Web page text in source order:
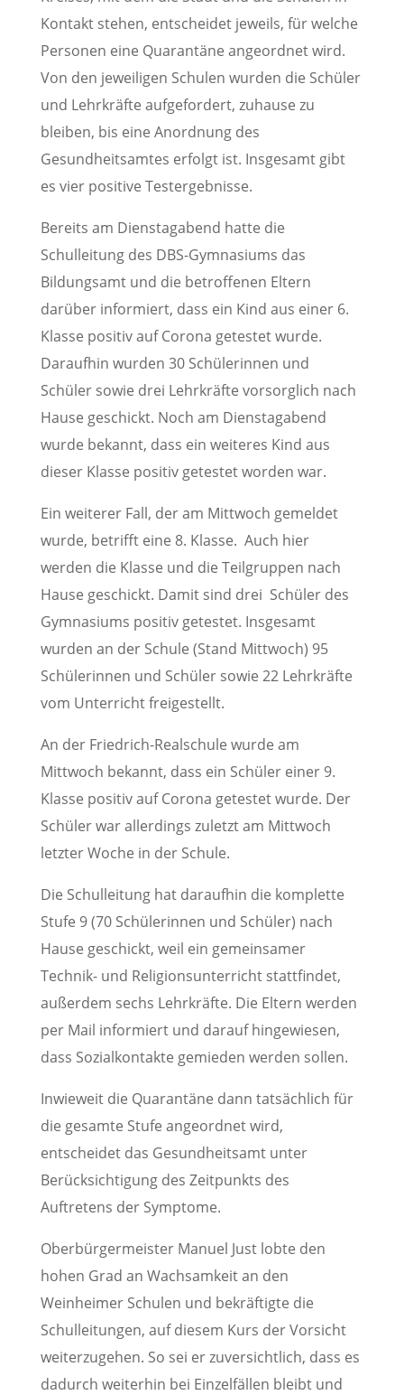
Kontakt stehen, entscheidet jeweils, für welche
Personen eine Quarantäne angeordnet wird.
Von den jeweiligen Schulen wurden die Schüler
und Lehrkräfte aufgefordert, zuhause zu
bleiben, bis eine Anordnung des
Gesundheitsamtes erfolgt ist. Insgesamt gibt
es vier positive Testergebnisse.
Bereits am Dienstagabend hatte die
Schulleitung des DBS-Gymnasiums das
Bildungsamt und die betroffenen Eltern
darüber informiert, dass ein Kind aus einer 6.
Klasse positiv auf Corona getestet wurde.
Daraufhin wurden 30 Schülerinnen und
Schüler sowie drei Lehrkräfte vorsorglich nach
Hause geschickt. Noch am Dienstagabend
wurde bekannt, dass ein weiteres Kind aus
dieser Klasse positiv getestet worden war.
Ein weiterer Fall, der am Mittwoch gemeldet
wurde, betrifft eine 8. Klasse. Auch hier
werden die Klasse und die Teilgruppen nach
Hause geschickt. Damit sind drei Schüler des
Gymnasiums positiv getestet. Insgesamt
wurden an der Schule (Stand Mittwoch) 95
Schülerinnen und Schüler sowie 22 Lehrkräfte
vom Unterricht freigestellt.
An der Friedrich-Realschule wurde am
Mittwoch bekannt, dass ein Schüler einer 9.
Klasse positiv auf Corona getestet wurde. Der
Schüler war allerdings zuletzt am Mittwoch
letzter Woche in der Schule.
Die Schulleitung hat daraufhin die komplette
Stufe 9 (70 Schülerinnen und Schüler) nach
Hause geschickt, weil ein gemeinsamer
Technik- und Religionsunterricht stattfindet,
außerdem sechs Lehrkräfte. Die Eltern werden
per Mail informiert und darauf hingewiesen,
dass Sozialkontakte gemieden werden sollen.
Inwieweit die Quarantäne dann tatsächlich für
die gesamte Stufe angeordnet wird,
entscheidet das Gesundheitsamt unter
Berücksichtigung des Zeitpunkts des
Auftretens der Symptome.
Oberbürgermeister Manuel Just lobte den
hohen Grad an Wachsamkeit an den
Weinheimer Schulen und bekräftigte die
Schulleitungen, auf diesem Kurs der Vorsicht
weiterzugehen. So sei er zuversichtlich, dass es
dadurch weiterhin bei Einzelfällen bleibt und